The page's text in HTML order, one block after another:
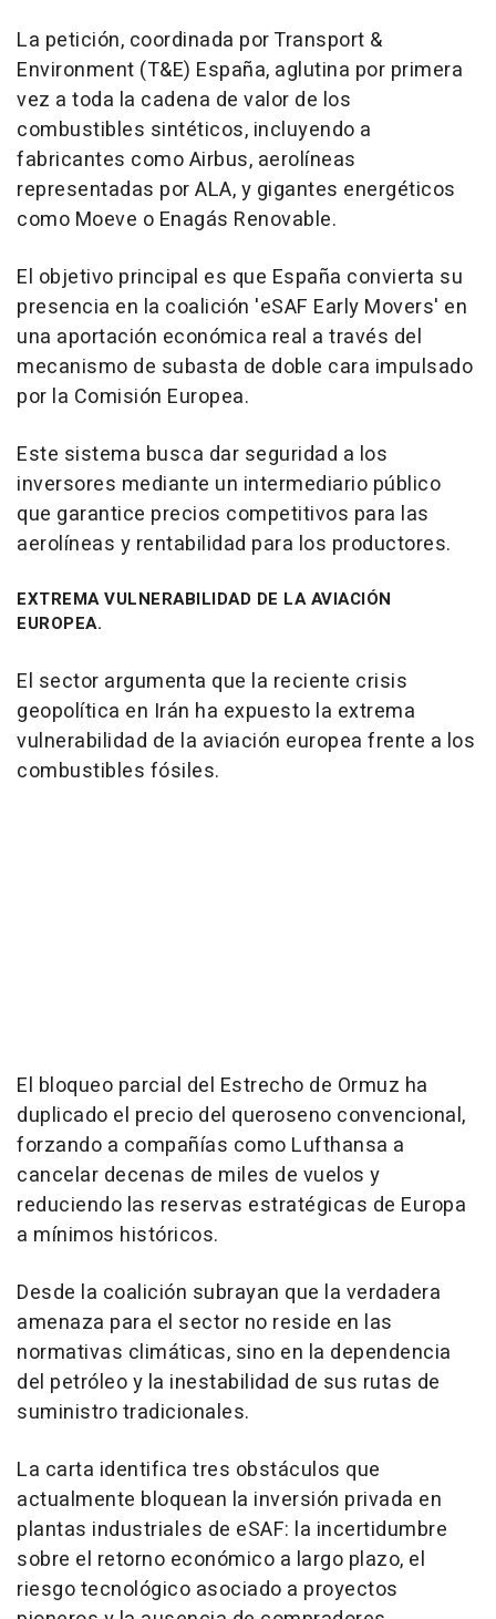
La petición, coordinada por Transport &
Environment (T&E) España, aglutina por primera
vez a toda la cadena de valor de los
combustibles sintéticos, incluyendo a
fabricantes como Airbus, aerolíneas
representadas por ALA, y gigantes energéticos
como Moeve o Enagás Renovable.
El objetivo principal es que España convierta su
presencia en la coalición 'eSAF Early Movers' en
una aportación económica real a través del
mecanismo de subasta de doble cara impulsado
por la Comisión Europea.
Este sistema busca dar seguridad a los
inversores mediante un intermediario público
que garantice precios competitivos para las
aerolíneas y rentabilidad para los productores.
EXTREMA VULNERABILIDAD DE LA AVIACIÓN
EUROPEA.
El sector argumenta que la reciente crisis
geopolítica en Irán ha expuesto la extrema
vulnerabilidad de la aviación europea frente a los
combustibles fósiles.
El bloqueo parcial del Estrecho de Ormuz ha
duplicado el precio del queroseno convencional,
forzando a compañías como Lufthansa a
cancelar decenas de miles de vuelos y
reduciendo las reservas estratégicas de Europa
a mínimos históricos.
Desde la coalición subrayan que la verdadera
amenaza para el sector no reside en las
normativas climáticas, sino en la dependencia
del petróleo y la inestabilidad de sus rutas de
suministro tradicionales.
La carta identifica tres obstáculos que
actualmente bloquean la inversión privada en
plantas industriales de eSAF: la incertidumbre
sobre el retorno económico a largo plazo, el
riesgo tecnológico asociado a proyectos